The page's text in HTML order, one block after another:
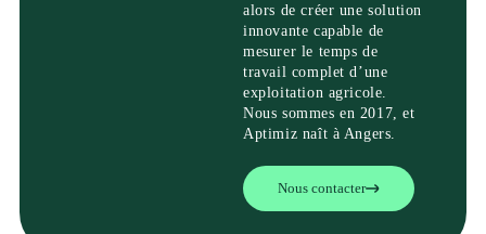
alors de créer une solution
innovante capable de
mesurer le temps de
travail complet d’une
exploitation agricole.
Nous sommes en 2017, et
Aptimiz naît à Angers.
Nous contacter